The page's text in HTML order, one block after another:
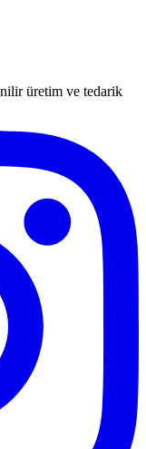
üretim ve tedarik